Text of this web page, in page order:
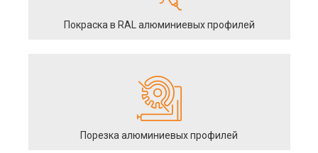
Покраска в RAL алюминиевых профилей
Порезка алюминиевых профилей